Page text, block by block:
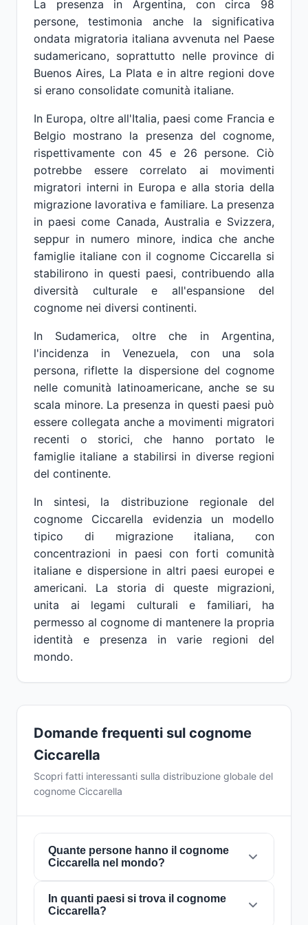
La presenza in Argentina, con circa 98
persone, testimonia anche la significativa
ondata migratoria italiana avvenuta nel Paese
sudamericano, soprattutto nelle province di
Buenos Aires, La Plata e in altre regioni dove
si erano consolidate comunità italiane.
In Europa, oltre all'Italia, paesi come Francia e
Belgio mostrano la presenza del cognome,
rispettivamente con 45 e 26 persone. Ciò
potrebbe essere correlato ai movimenti
migratori interni in Europa e alla storia della
migrazione lavorativa e familiare. La presenza
in paesi come Canada, Australia e Svizzera,
seppur in numero minore, indica che anche
famiglie italiane con il cognome Ciccarella si
stabilirono in questi paesi, contribuendo alla
diversità culturale e all'espansione del
cognome nei diversi continenti.
In Sudamerica, oltre che in Argentina,
l'incidenza in Venezuela, con una sola
persona, riflette la dispersione del cognome
nelle comunità latinoamericane, anche se su
scala minore. La presenza in questi paesi può
essere collegata anche a movimenti migratori
recenti o storici, che hanno portato le
famiglie italiane a stabilirsi in diverse regioni
del continente.
In sintesi, la distribuzione regionale del
cognome Ciccarella evidenzia un modello
tipico di migrazione italiana, con
concentrazioni in paesi con forti comunità
italiane e dispersione in altri paesi europei e
americani. La storia di queste migrazioni,
unita ai legami culturali e familiari, ha
permesso al cognome di mantenere la propria
identità e presenza in varie regioni del
mondo.
Domande frequenti sul cognome
Ciccarella
Scopri fatti interessanti sulla distribuzione globale del
cognome Ciccarella
Quante persone hanno il cognome
Ciccarella nel mondo?
Attualmente ci sono circa1.072 persone
cognomeCiccarella
In quanti paesi si trova il cognome
Ciccarella?